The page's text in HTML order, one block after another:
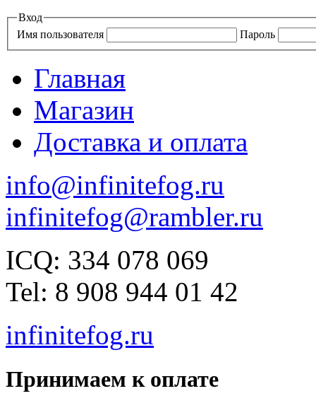
Вход
Имя пользователя
Пароль
Главная
Магазин
Доставка и оплата
info@infinitefog.ru
infinitefog@rambler.ru
ICQ: 334 078 069
Tel: 8 908 944 01 42
infinitefog.ru
Принимаем к оплате